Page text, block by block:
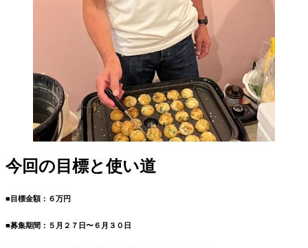
今回の目標と使い道
■目標金額：６万円
■募集期間：５月２７日〜６月３０日